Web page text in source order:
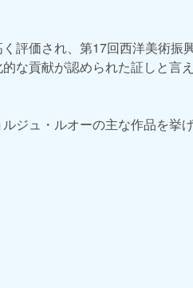
評価され、第17回西洋美術振
な貢献が認められた証しと言え
ジュ・ルオーの主な作品を挙げ